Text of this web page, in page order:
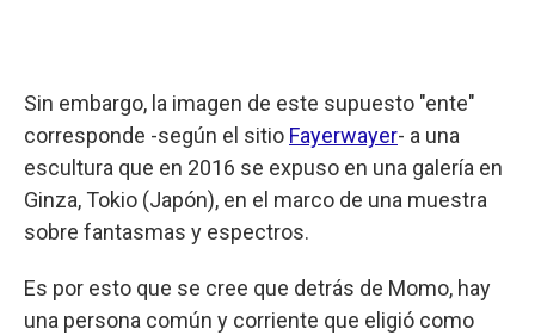
Sin embargo, la imagen de este supuesto "ente"
corresponde -según el sitio Fayerwayer- a una
escultura que en 2016 se expuso en una galería en
Ginza, Tokio (Japón), en el marco de una muestra
sobre fantasmas y espectros.
Es por esto que se cree que detrás de Momo, hay
una persona común y corriente que eligió como